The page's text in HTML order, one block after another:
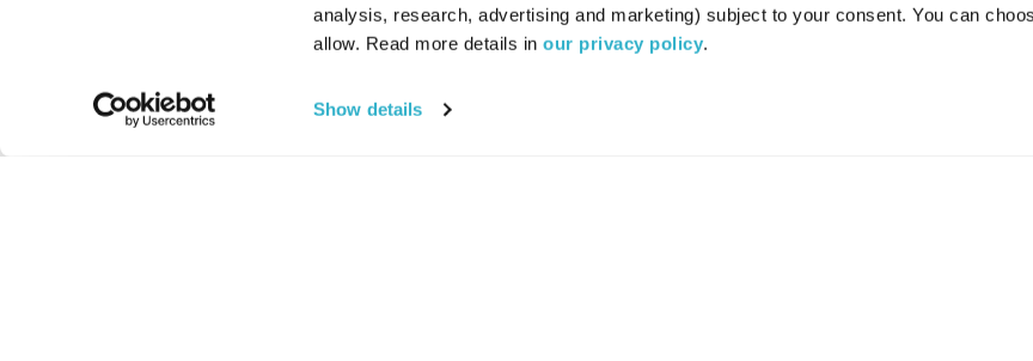
analysis, research, advertising and marketing) subject to your consent. You can
allow. Read more details in our privacy policy.
Show details